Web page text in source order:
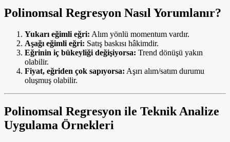
Polinomsal Regresyon Nasıl Yorumlanır?
Yukarı eğimli eğri: Alım yönlü momentum vardır.
Aşağı eğimli eğri: Satış baskısı hâkimdir.
Eğrinin iç bükeyliği değişiyorsa: Trend dönüşü yakın
olabilir.
Fiyat, eğriden çok sapıyorsa: Aşırı alım/satım durumu
oluşmuş olabilir.
Polinomsal Regresyon ile Teknik Analize
Uygulama Örnekleri